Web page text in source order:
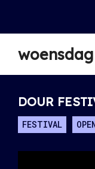
DOUR
FESTIVAL